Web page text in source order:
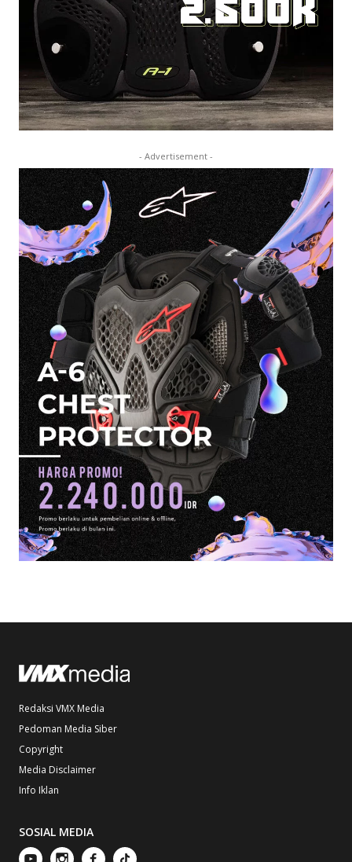
- Advertisement -
Redaksi VMX Media
Pedoman Media Siber
Copyright
Media Disclaimer
Info Iklan
SOSIAL MEDIA